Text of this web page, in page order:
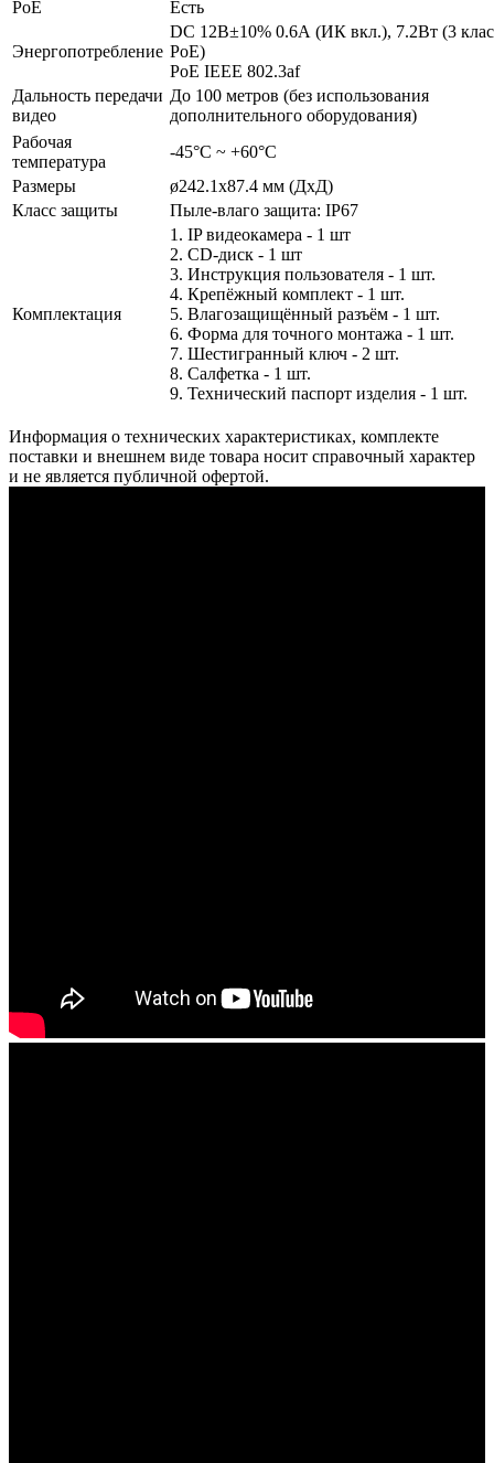
PoE Есть
Энергопотребление
DC 12В±10% 0.6А (ИК вкл.), 7.2Вт (3
PoE)
PoE IEEE 802.3af
Дальность передачи
видео
До 100 метров (без использования
дополнительного оборудования)
Рабочая
температура
-45°С ~ +60°С
Размеры
ø242.1х87.4 мм (ДхД)
Класс защиты
Пыле-влаго защита: IP67
Комплектация
1. IP видеокамера - 1 шт
2. СD-диск - 1 шт
3. Инструкция пользователя - 1 шт.
4. Крепёжный комплект - 1 шт.
5. Влагозащищённый разъём - 1 шт.
6. Форма для точного монтажа - 1 шт.
7. Шестигранный ключ - 2 шт.
8. Салфетка - 1 шт.
9. Технический паспорт изделия - 1 шт.
Информация о технических характеристиках, комплекте
поставки и внешнем виде товара носит справочный характер
и не является публичной офертой.